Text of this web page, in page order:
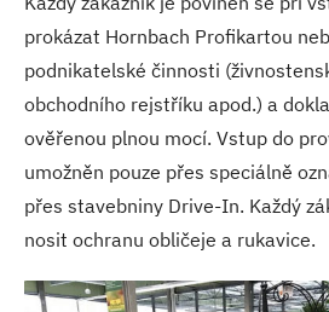
prokázat Hornbach Profikartou
podnikatelské činnosti
obchodního rejstříku apod.) a
ověřenou plnou mocí. Vstup do
umožněn pouze přes speciálně
přes stavebniny Drive-In. Každý
nosit ochranu obličeje a rukavice.